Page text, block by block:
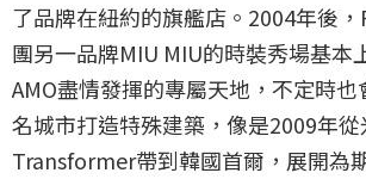
了品牌在紐約的旗艦店。2004年後，
團另一品牌MIU MIU的時裝秀場基本
AMO盡情發揮的專屬天地，不定時
名城市打造特殊建築，像是2009年從
Transformer帶到韓國首爾，展開為